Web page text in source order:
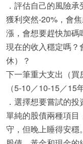
．評估自己的風險承
獲利突然-20%，會
漲，會想要趕快加碼
現在的收入穩定嗎？
休）？
下一筆重大支出（買
（5-10／10-15／15
．選擇想要嘗試的投
單純的股債兩種項目
守，但晚上睡得安穩。